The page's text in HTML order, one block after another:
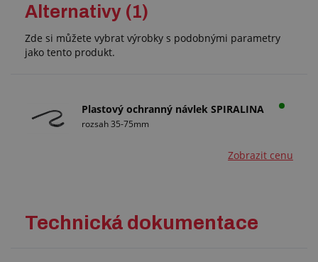
Alternativy (1)
Zde si můžete vybrat výrobky s podobnými parametry
jako tento produkt.
Plastový ochranný návlek SPIRALINA
rozsah 35-75mm
Zobrazit cenu
Technická dokumentace